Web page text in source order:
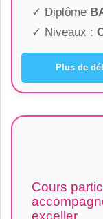
✓ Diplôme
✓ Niveaux :
Plus de
Cours
exceller